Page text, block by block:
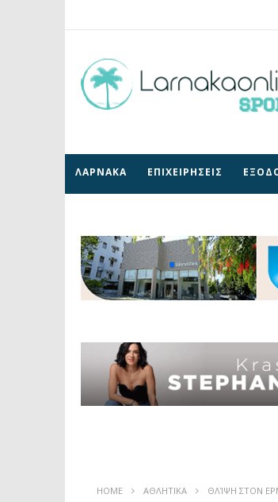
ΛΑΡΝΑΚΑ ΕΠΙΧΕΙΡΗΣΕΙΣ
HOME ΑΘΛΗΤΙΚΑ ΘΛΊΨΗ ΣΤΟΝ